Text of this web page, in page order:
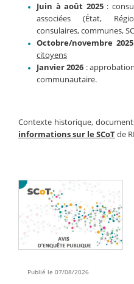
Juin à août 2025:
associées (État,
consulaires, communes,
Octobre/novembre 2025
citoyens
Janvier 2026 :
communautaire.
Contexte historique,
informations sur le SCoTde
Publié le 07/08/2026